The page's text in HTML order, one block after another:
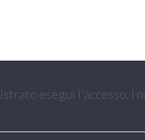
esegui l'accesso.